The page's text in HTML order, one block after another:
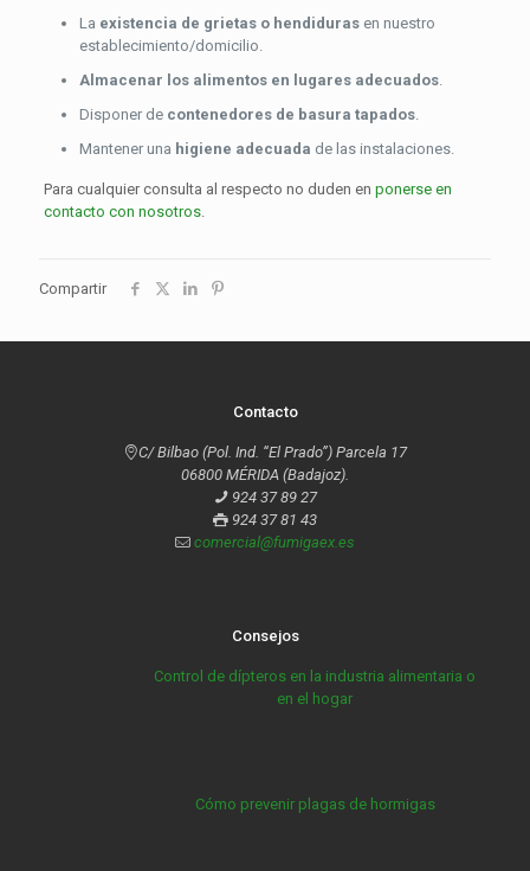
La existencia de grietas o hendidurasen nuestro
establecimiento/domicilio.
Almacenar los alimentos en lugares adecuados.
Disponer de contenedores de basura tapados.
Mantener una higiene adecuada de las instalaciones.
Para cualquier consulta al respecto no duden en ponerse en
contacto con nosotros.
Compartir
Contacto
C/ Bilbao (Pol. Ind. “El Prado”) Parcela 17
06800 MÉRIDA (Badajoz).
924 37 89 27
924 37 81 43
comercial@fumigaex.es
Consejos
Control de dípteros en la industria alimentaria o
en el hogar
Cómo prevenir plagas de hormigas